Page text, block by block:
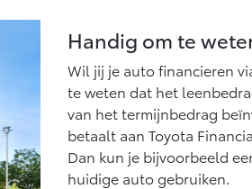
Handig om te
Wil jij je auto financieren
te weten dat het
van het termijnbedrag
betaalt aan Toyota
Dan kun je bijvoorbeeld
huidige auto gebruiken.